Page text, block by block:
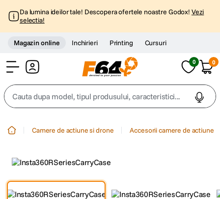
Da lumina ideilor tale! Descopera ofertele noastre Godox! Vezi
selectia!
Magazin online Inchirieri Printing Cursuri
0 0
Cauta dupa model, tipul produsului, caracteristici...
3. trepied telefon
Camere de actiune si drone Accesorii camere de actiune